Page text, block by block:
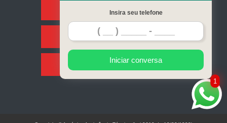
Serviços
Contato
Mapa do site
1
Insira seu telefone
Iniciar conversa